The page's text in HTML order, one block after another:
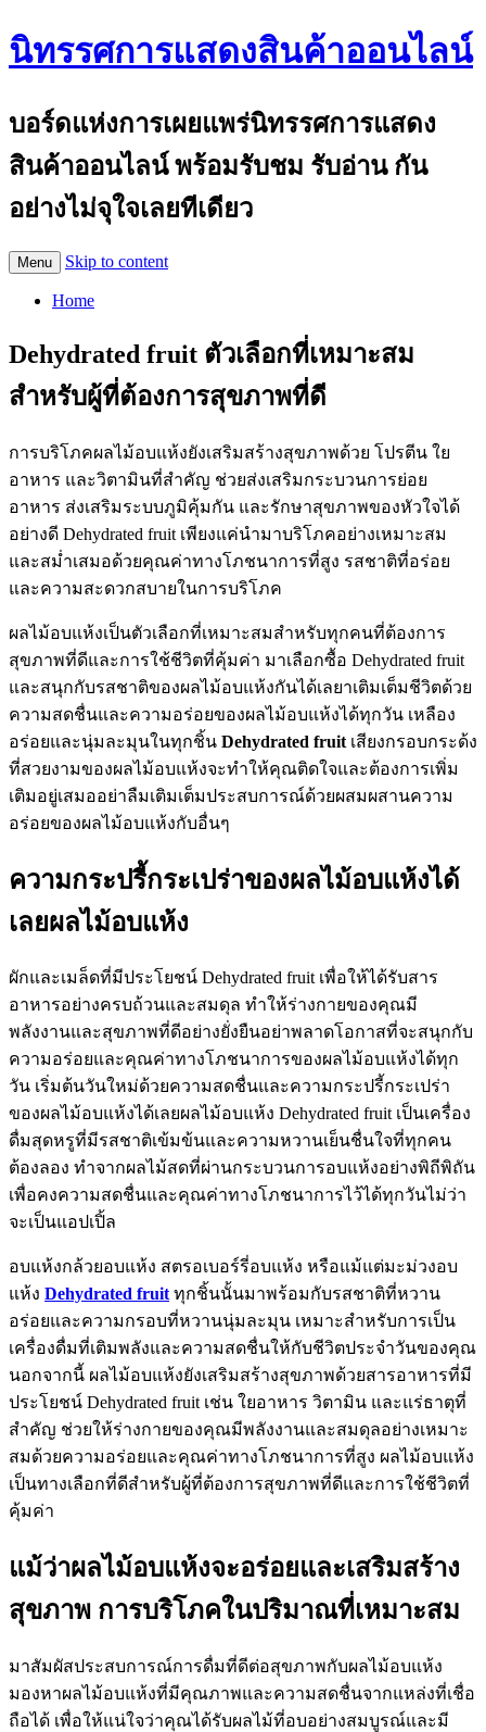
นิทรรศการแสดงสินค้าออนไลน์
บอร์ดแห่งการเผยแพร่นิทรรศการแสดง
สินค้าออนไลน์ พร้อมรับชม รับอ่าน กัน
อย่างไม่จุใจเลยทีเดียว
Menu Skip to content
Home
Dehydrated fruit ตัวเลือกที่เหมาะสม
สำหรับผู้ที่ต้องการสุขภาพที่ดี
การบริโภคผลไม้อบแห้งยังเสริมสร้างสุขภาพด้วย โปรตีน ใย
อาหาร และวิตามินที่สำคัญ ช่วยส่งเสริมกระบวนการย่อย
อาหาร ส่งเสริมระบบภูมิคุ้มกัน และรักษาสุขภาพของหัวใจได้
อย่างดี Dehydrated fruit เพียงแค่นำมาบริโภคอย่างเหมาะสม
และสม่ำเสมอด้วยคุณค่าทางโภชนาการที่สูง รสชาติที่อร่อย
และความสะดวกสบายในการบริโภค
ผลไม้อบแห้งเป็นตัวเลือกที่เหมาะสมสำหรับทุกคนที่ต้องการ
สุขภาพที่ดีและการใช้ชีวิตที่คุ้มค่า มาเลือกซื้อ Dehydrated fruit
และสนุกกับรสชาติของผลไม้อบแห้งกันได้เลยาเติมเต็มชีวิตด้วย
ความสดชื่นและความอร่อยของผลไม้อบแห้งได้ทุกวัน เหลือง
อร่อยและนุ่มละมุนในทุกชิ้น Dehydrated fruit เสียงกรอบกระด้ง
ที่สวยงามของผลไม้อบแห้งจะทำให้คุณติดใจและต้องการเพิ่ม
เติมอยู่เสมออย่าลืมเติมเต็มประสบการณ์ด้วยผสมผสานความ
อร่อยของผลไม้อบแห้งกับอื่นๆ
ความกระปรี้กระเปร่าของผลไม้อบแห้งได้
เลยผลไม้อบแห้ง
ผักและเมล็ดที่มีประโยชน์ Dehydrated fruit เพื่อให้ได้รับสาร
อาหารอย่างครบถ้วนและสมดุล ทำให้ร่างกายของคุณมี
พลังงานและสุขภาพที่ดีอย่างยั่งยืนอย่าพลาดโอกาสที่จะสนุกกับ
ความอร่อยและคุณค่าทางโภชนาการของผลไม้อบแห้งได้ทุก
วัน เริ่มต้นวันใหม่ด้วยความสดชื่นและความกระปรี้กระเปร่า
ของผลไม้อบแห้งได้เลยผลไม้อบแห้ง Dehydrated fruit เป็นเครื่อง
ดื่มสุดหรูที่มีรสชาติเข้มข้นและความหวานเย็นชื่นใจที่ทุกคน
ต้องลอง ทำจากผลไม้สดที่ผ่านกระบวนการอบแห้งอย่างพิถีพิถัน
เพื่อคงความสดชื่นและคุณค่าทางโภชนาการไว้ได้ทุกวันไม่ว่า
จะเป็นแอปเปิ้ล
อบแห้งกล้วยอบแห้ง สตรอเบอร์รี่อบแห้ง หรือแม้แต่มะม่วงอบ
แห้ง Dehydrated fruitทุกชิ้นนั้นมาพร้อมกับรสชาติที่หวาน
อร่อยและความกรอบที่หวานนุ่มละมุน เหมาะสำหรับการเป็น
เครื่องดื่มที่เติมพลังและความสดชื่นให้กับชีวิตประจำวันของคุณ
นอกจากนี้ ผลไม้อบแห้งยังเสริมสร้างสุขภาพด้วยสารอาหารที่มี
ประโยชน์ Dehydrated fruit เช่น ใยอาหาร วิตามิน และแร่ธาตุที่
สำคัญ ช่วยให้ร่างกายของคุณมีพลังงานและสมดุลอย่างเหมาะ
สมด้วยความอร่อยและคุณค่าทางโภชนาการที่สูง ผลไม้อบแห้ง
เป็นทางเลือกที่ดีสำหรับผู้ที่ต้องการสุขภาพที่ดีและการใช้ชีวิตที่
คุ้มค่า
แม้ว่าผลไม้อบแห้งจะอร่อยและเสริมสร้าง
สุขภาพ การบริโภคในปริมาณที่เหมาะสม
มาสัมผัสประสบการณ์การดื่มที่ดีต่อสุขภาพกับผลไม้อบแห้ง
มองหาผลไม้อบแห้งที่มีคุณภาพและความสดชื่นจากแหล่งที่เชื่อ
ถือได้ เพื่อให้แน่ใจว่าคุณได้รับผลไม้ที่อบอย่างสมบูรณ์และมี